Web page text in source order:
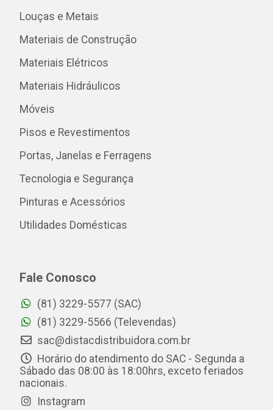
Louças e Metais
Materiais de Construção
Materiais Elétricos
Materiais Hidráulicos
Móveis
Pisos e Revestimentos
Portas, Janelas e Ferragens
Tecnologia e Segurança
Pinturas e Acessórios
Utilidades Domésticas
Fale Conosco
(81) 3229-5577 (SAC)
(81) 3229-5566 (Televendas)
sac@distacdistribuidora.com.br
Horário do atendimento do SAC - Segunda a
Sábado das 08:00 às 18:00hrs, exceto feriados
nacionais.
Instagram